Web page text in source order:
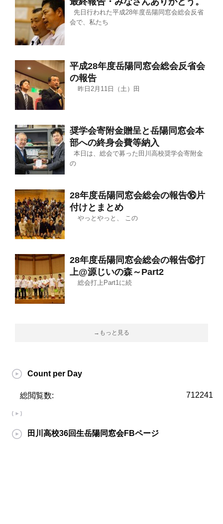
先日行われた平成28年度岳陽同窓会総会反省
会で、私たち
平成28年度岳陽同窓会総会反省会
の報告
昨日2月11日（土）田
奨学会寄附金贈呈と岳陽同窓会本
部への終身会費等納入
本日は、総会で募った田川高校奨学会寄附金
の
28年度岳陽同窓会総会の報告⑯片
付けとまとめ
やっとやっと、 この
28年度岳陽同窓会総会の報告⑮打
上@源じいの森～Part2
総会打上Part1に続
→もっと見る
Count per Day
712241
総閲覧数:
田川高校36回生岳陽同窓会FBページ